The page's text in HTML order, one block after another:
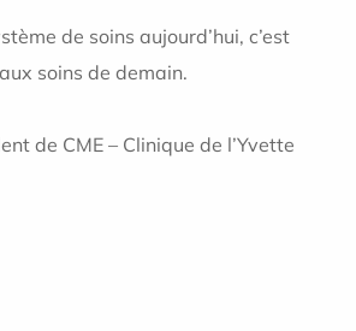
de soins aujourd’hui, c’est
soins de demain.
de CME – Clinique de l’Yvette